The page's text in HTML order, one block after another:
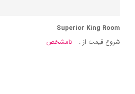
Superior King Room
شروع قیمت از :
نامشخص